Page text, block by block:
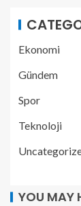
Ekonomi
Gündem
Spor
Teknoloji
YOU MAY